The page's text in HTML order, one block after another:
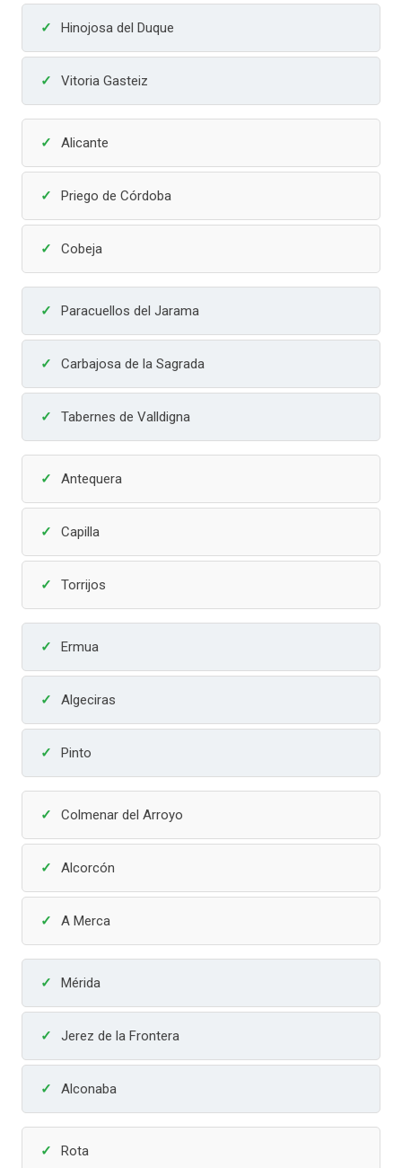
Hinojosa del Duque
Vitoria Gasteiz
Alicante
Priego de Córdoba
Cobeja
Paracuellos del Jarama
Carbajosa de la Sagrada
Tabernes de Valldigna
Antequera
Capilla
Torrijos
Ermua
Algeciras
Pinto
Colmenar del Arroyo
Alcorcón
A Merca
Mérida
Jerez de la Frontera
Alconaba
Rota